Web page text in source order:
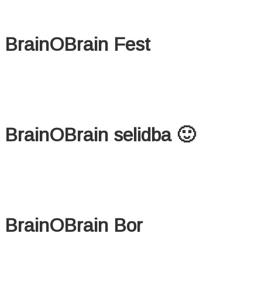
BrainOBrain Fest
BrainOBrain selidba 🙂
BrainOBrain Bor